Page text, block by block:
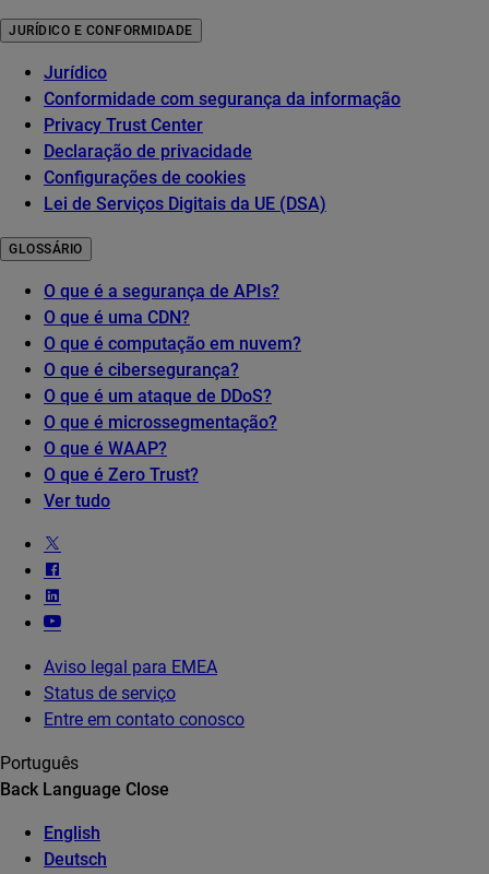
JURÍDICO E CONFORMIDADE
Jurídico
Conformidade com segurança da informação
Privacy Trust Center
Declaração de privacidade
Configurações de cookies
Lei de Serviços Digitais da UE (DSA)
GLOSSÁRIO
O que é a segurança de APIs?
O que é uma CDN?
O que é computação em nuvem?
O que é cibersegurança?
O que é um ataque de DDoS?
O que é microssegmentação?
O que é WAAP?
O que é Zero Trust?
Ver tudo
Aviso legal para EMEA
Status de serviço
Entre em contato conosco
Português
Back Language Close
English
Deutsch